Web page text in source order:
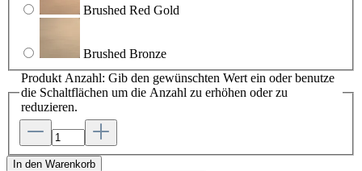
Brushed Red Gold
Brushed Bronze
Produkt Anzahl: Gib den gewünschten Wert ein oder benutze
die Schaltflächen um die Anzahl zu erhöhen oder zu
reduzieren.
In den Warenkorb